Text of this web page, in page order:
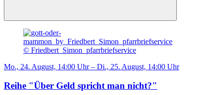
© Friedbert_Simon_pfarrbriefservice
Mo., 24. August, 14:00 Uhr – Di., 25. August, 14:00 Uhr
Reihe "Über Geld spricht man nicht?"